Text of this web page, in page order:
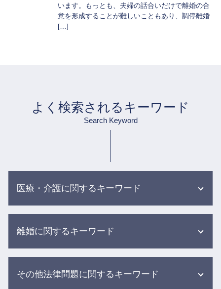
います。もっとも、夫婦の話合いだけで離婚の合
意を形成することが難しいこともあり、調停離婚
[…]
よく検索されるキーワード
Search Keyword
医療・介護に関するキーワード
医療事故 刑事事件
医療事故 訴訟
介護 転倒 事故
医療過誤 調査
離婚に関するキーワード
親権 父親 勝ち取る
その他法律問題に関するキーワード